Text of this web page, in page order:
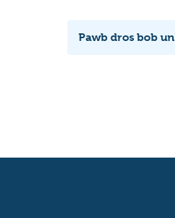
Pawb dros bob un